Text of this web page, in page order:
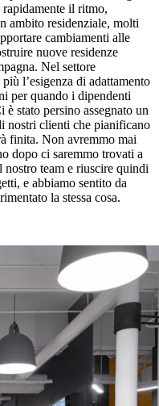
il ritmo,
ambito residenziale, molti
cambiamenti alle
nuove residenze
Nel settore
l’esigenza di adattamento
per quando i dipendenti
stato persino assegnato un
nostri clienti che pianificano
finita. Non avremmo mai
dopo ci saremmo trovati a
nostro team e riuscire quindi
e abbiamo sentito da
la stessa cosa.